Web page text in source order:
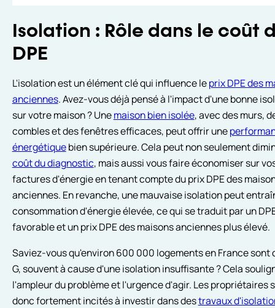
Isolation : Rôle dans le coût
DPE
L'isolation est un élément clé qui influence leprix DPE des
anciennes. Avez-vous déjà pensé à l'impact d'une bonne
sur votre maison ? Unemaison bien isolée, avec des murs,
combles et des fenêtres efficaces, peut offrir une
énergétiquebien supérieure. Cela peut non seulement
coût du diagnostic, mais aussi vous faire économiser sur
factures d'énergie en tenant compte du prix DPE des
anciennes. En revanche, une mauvaise isolation peut
consommation d'énergie élevée, ce qui se traduit par un
favorable et un prix DPE des maisons anciennes plus élevé.
Saviez-vous qu'environ 600 000 logements en France sont
G, souvent à cause d'une isolation insuffisante ? Cela
l'ampleur du problème et l'urgence d'agir. Les propriétaires
donc fortement incités à investir dans destravaux